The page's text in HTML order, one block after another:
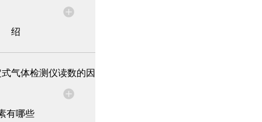
绍
气体检测仪读数的因
有哪些